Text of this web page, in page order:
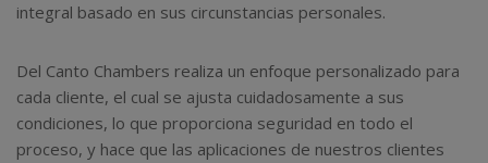
integral basado en sus circunstancias personales.
Del Canto Chambers realiza un enfoque personalizado para
cada cliente, el cual se ajusta cuidadosamente a sus
condiciones, lo que proporciona seguridad en todo el
proceso, y hace que las aplicaciones de nuestros clientes